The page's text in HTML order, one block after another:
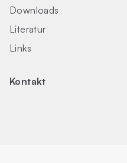
Downloads
Literatur
Links
Kontakt